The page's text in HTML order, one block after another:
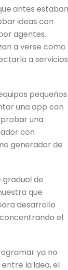
antes estaban
ideas con
agentes.
a verse como
a servicios
pequeños
una app con
una
con
generador de
de
que
desarrollo
el
ya no
la idea, el